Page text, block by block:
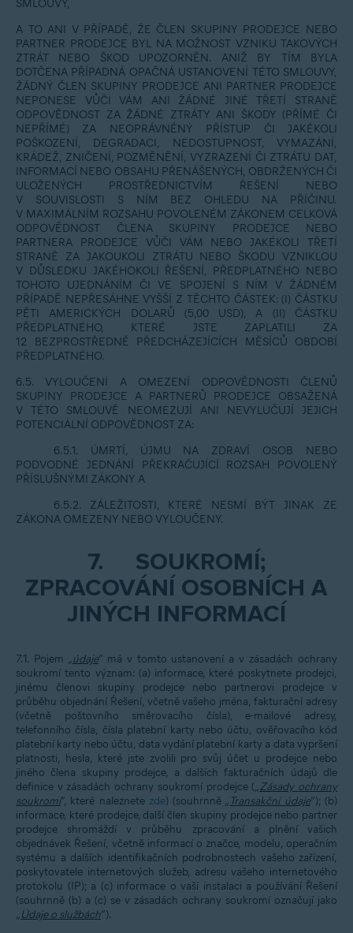
SMLOUVY,
A TO ANI V PŘÍPADĚ, ŽE ČLEN SKUPINY PRODEJCE NEBO
PARTNER PRODEJCE BYL NA MOŽNOST VZNIKU TAKOVÝCH
ZTRÁT NEBO ŠKOD UPOZORNĚN. ANIŽ BY TÍM BYLA
DOTČENA PŘÍPADNÁ OPAČNÁ USTANOVENÍ TÉTO SMLOUVY,
ŽÁDNÝ ČLEN SKUPINY PRODEJCE ANI PARTNER PRODEJCE
NEPONESE VŮČI VÁM ANI ŽÁDNÉ JINÉ TŘETÍ STRANĚ
ODPOVĚDNOST ZA ŽÁDNÉ ZTRÁTY ANI ŠKODY (PŘÍMÉ ČI
NEPŘÍMÉ) ZA NEOPRÁVNĚNÝ PŘÍSTUP ČI JAKÉKOLI
POŠKOZENÍ, DEGRADACI, NEDOSTUPNOST, VYMAZÁNÍ,
KRÁDEŽ, ZNIČENÍ, POZMĚNĚNÍ, VYZRAZENÍ ČI ZTRÁTU DAT,
INFORMACÍ NEBO OBSAHU PŘENÁŠENÝCH, OBDRŽENÝCH ČI
ULOŽENÝCH PROSTŘEDNICTVÍM ŘEŠENÍ NEBO
V SOUVISLOSTI S NÍM BEZ OHLEDU NA PŘÍČINU.
V MAXIMÁLNÍM ROZSAHU POVOLENÉM ZÁKONEM CELKOVÁ
ODPOVĚDNOST ČLENA SKUPINY PRODEJCE NEBO
PARTNERA PRODEJCE VŮČI VÁM NEBO JAKÉKOLI TŘETÍ
STRANĚ ZA JAKOUKOLI ZTRÁTU NEBO ŠKODU VZNIKLOU
V DŮSLEDKU JAKÉHOKOLI ŘEŠENÍ, PŘEDPLATNÉHO NEBO
TOHOTO UJEDNÁNÍM ČI VE SPOJENÍ S NÍM V ŽÁDNÉM
PŘÍPADĚ NEPŘESÁHNE VYŠŠÍ Z TĚCHTO ČÁSTEK: (I) ČÁSTKU
PĚTI AMERICKÝCH DOLARŮ (5,00 USD), A (II) ČÁSTKU
PŘEDPLATNÉHO, KTERÉ JSTE ZAPLATILI ZA
12 BEZPROSTŘEDNĚ PŘEDCHÁZEJÍCÍCH MĚSÍCŮ OBDOBÍ
PŘEDPLATNÉHO.
6.5. VYLOUČENÍ A OMEZENÍ ODPOVĚDNOSTI ČLENŮ
SKUPINY PRODEJCE A PARTNERŮ PRODEJCE OBSAŽENÁ
V TÉTO SMLOUVĚ NEOMEZUJÍ ANI NEVYLUČUJÍ JEJICH
POTENCIÁLNÍ ODPOVĚDNOST ZA:
6.5.1. ÚMRTÍ, ÚJMU NA ZDRAVÍ OSOB NEBO
PODVODNÉ JEDNÁNÍ PŘEKRAČUJÍCÍ ROZSAH POVOLENÝ
PŘÍSLUŠNÝMI ZÁKONY A
6.5.2. ZÁLEŽITOSTI, KTERÉ NESMÍ BÝT JINAK ZE
ZÁKONA OMEZENY NEBO VYLOUČENY.
7.
SOUKROMÍ;
ZPRACOVÁNÍ OSOBNÍCH A
JINÝCH INFORMACÍ
7.1. Pojem „údaje“ má v tomto ustanovení a v zásadách ochrany
soukromí tento význam: (a) informace, které poskytnete prodejci,
jinému členovi skupiny prodejce nebo partnerovi prodejce v
průběhu objednání Řešení, včetně vašeho jména, fakturační adresy
(včetně poštovního směrovacího čísla), e-mailové adresy,
telefonního čísla, čísla platební karty nebo účtu, ověřovacího kód
platební karty nebo účtu, data vydání platební karty a data vypršení
platnosti, hesla, které jste zvolili pro svůj účet u prodejce nebo
jiného člena skupiny prodejce, a dalších fakturačních údajů dle
definice v zásadách ochrany soukromí prodejce („Zásady ochrany
soukromí“, které naleznete zde) (souhrnně „ Transakční údaje“); (b)
informace, které prodejce, další člen skupiny prodejce nebo partner
prodejce shromáždí v průběhu zpracování a plnění vašich
objednávek Řešení, včetně informací o značce, modelu, operačním
systému a dalších identifikačních podrobnostech vašeho zařízení,
poskytovatele internetových služeb, adresu vašeho internetového
protokolu (IP); a (c) informace o vaší instalaci a používání Řešení
(souhrnně (b) a (c) se v zásadách ochrany soukromí označují jako
„Údaje o službách“).